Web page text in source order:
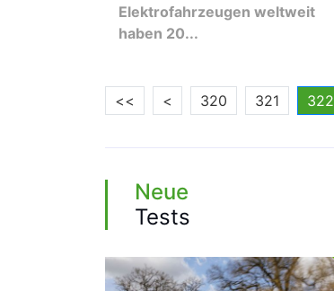
Elektrofahrzeugen weltweit
haben 20...
<< < 320 321 322
Neue
Tests